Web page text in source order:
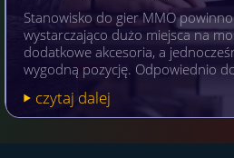
Stanowisko do gier MMO
wystarczająco dużo miejsca na
dodatkowe akcesoria, a
wygodną pozycję. Odpowiednio
czytaj dalej